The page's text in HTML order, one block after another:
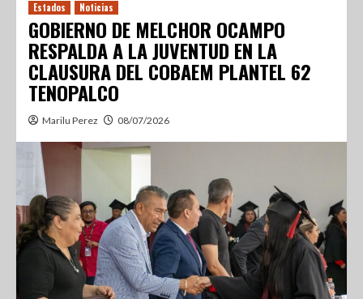
Estados Noticias
GOBIERNO DE MELCHOR OCAMPO
RESPALDA A LA JUVENTUD EN LA
CLAUSURA DEL COBAEM PLANTEL 62
TENOPALCO
Marilu Perez 08/07/2026